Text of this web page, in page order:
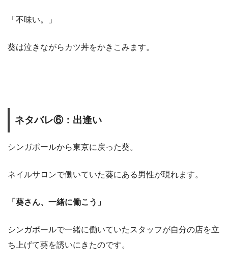
「不味い。」
葵は泣きながらカツ丼をかきこみます。
ネタバレ⑥：出逢い
シンガポールから東京に戻った葵。
ネイルサロンで働いていた葵にある男性が現れます。
「葵さん、一緒に働こう」
シンガポールで一緒に働いていたスタッフが自分の店を立
ち上げて葵を誘いにきたのです。